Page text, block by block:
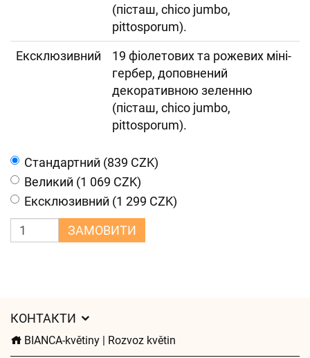
(пісташ, chico jumbo,
pittosporum).
Ексклюзивний
19 фіолетових та рожевих міні-
гербер, доповнений
декоративною зеленню
(пісташ, chico jumbo,
pittosporum).
Cтандартний (839 CZK)
Великий (1 069 CZK)
Ексклюзивний (1 299 CZK)
ЗАМОВИТИ
КОНТАКТИ
BIANCA-květiny | Rozvoz květin